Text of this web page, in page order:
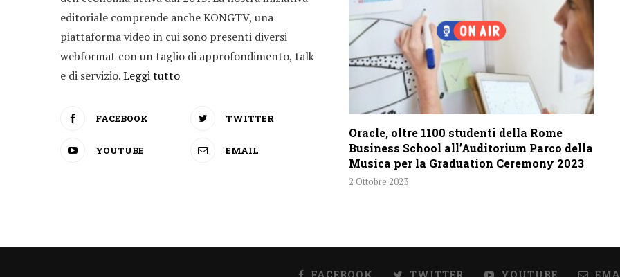
editoriale comprende anche KONGTV, una
piattaforma video in cui sono presenti diversi
webformat con un taglio di approfondimento, talk
e di servizio.Leggi tutto
FACEBOOK TWITTER
YOUTUBE EMAIL
Oracle, oltre 1100 studenti della Rome
Business School all’Auditorium Parco della
Musica per la Graduation Ceremony 2023
2 Ottobre 2023